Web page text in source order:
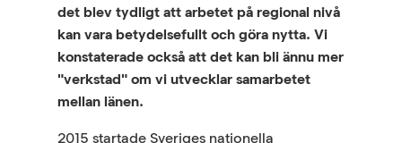
det blev tydligt att arbetet på regional nivå
kan vara betydelsefullt och göra nytta. Vi
konstaterade också att det kan bli ännu mer
"verkstad" om vi utvecklar samarbetet
mellan länen.
2015 startade Sveriges nationella